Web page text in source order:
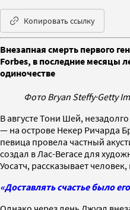
Копировать ссылку
Внезапная смерть первого
Forbes, в последние месяцы
одиночестве
Фото Bryan Steffy·Getty
В августе Тони Шей,
— на острове Некер Ричарда
певица провела частный
создал в Лас-Вегасе для
Уосатч, рассказывает
«Доставлять счастье было